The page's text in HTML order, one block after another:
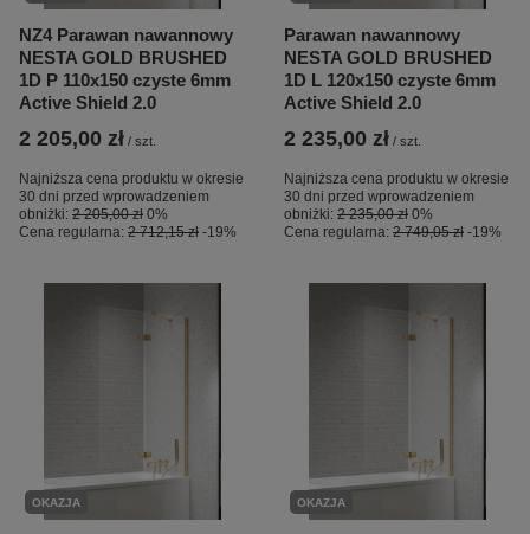
NZ4 Parawan nawannowy
NESTA GOLD BRUSHED
1D P 110x150 czyste 6mm
Active Shield 2.0
2 205,00 zł / szt.
Najniższa cena produktu w okresie
30 dni przed wprowadzeniem
obniżki: 2 205,00 zł 0%
Cena regularna: 2 712,15 zł -19%
Parawan nawannowy
NESTA GOLD BRUSHED
1D L 120x150 czyste 6mm
Active Shield 2.0
2 235,00 zł / szt.
Najniższa cena produktu w okresie
30 dni przed wprowadzeniem
obniżki: 2 235,00 zł 0%
Cena regularna: 2 749,05 zł -19%
OKAZJA OKAZJA